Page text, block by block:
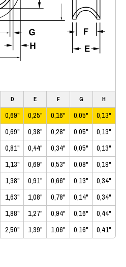
D
0,69"
0,69"
0,81"
1,13"
1,38"
1,63"
1,88"
2,50"
E
0,25"
0,38"
0,44"
0,69"
0,91"
1,08"
1,27"
1,39"
F
0,16"
0,28"
0,34"
0,53"
0,66"
0,78"
0,94"
1,06"
G
0,05"
0,05"
0,05"
0,08"
0,13"
0,14"
0,16"
0,16"
H
0,13"
0,13"
0,13"
0,19"
0,34"
0,34"
0,44"
0,41"